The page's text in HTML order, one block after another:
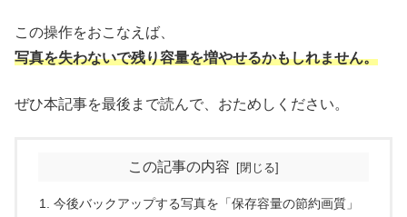
この操作をおこなえば、
写真を失わないで残り容量を増やせるかもしれません。
ぜひ本記事を最後まで読んで、おためしください。
この記事の内容
今後バックアップする写真を「保存容量の節約画質」